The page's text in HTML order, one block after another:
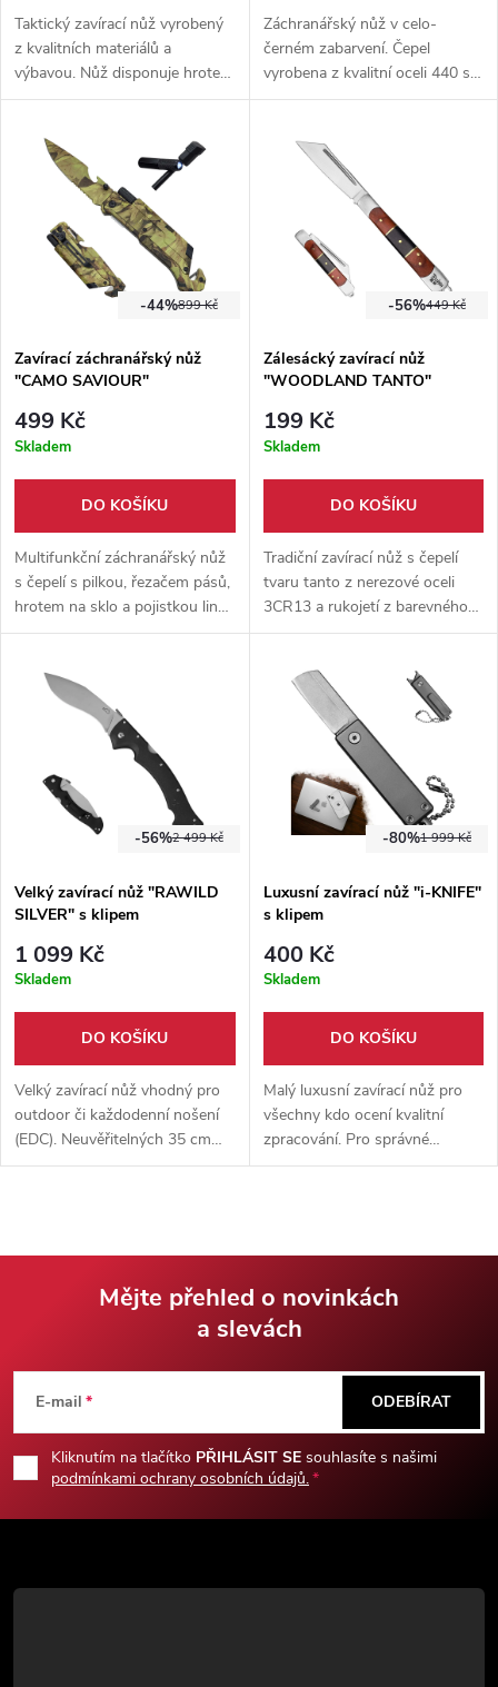
Taktický zavírací nůž vyrobený
z kvalitních materiálů a
výbavou. Nůž disponuje hrotem
na sklo, pilkou, řezačkou pásů,
klipem a je dodáván s
nylonovým pouzdrem.
Záchranářský nůž v celo-
černém zabarvení. Čepel
vyrobena z kvalitní oceli 440 s
titanovou povrchovou úpravou.
křesadlo, hrot na sklo a čepel
na pásy.
899 Kč
-44%
Zavírací záchranářský nůž
"CAMO SAVIOUR"
499 Kč
Skladem
DO KOŠÍKU
Multifunkční záchranářský nůž
s čepelí s pilkou, řezačem pásů,
hrotem na sklo a pojistkou liner
lock. Součástí výbavy je také
kapesní klip.
449 Kč
-56%
Zálesácký zavírací nůž
"WOODLAND TANTO"
199 Kč
Skladem
DO KOŠÍKU
Tradiční zavírací nůž s čepelí
tvaru tanto z nerezové oceli
3CR13 a rukojetí z barevného
dřeva. Elegantní, odolný a
pro každodenní použití.
2 499 Kč
-56%
Velký zavírací nůž "RAWILD
SILVER" s klipem
1 099 Kč
Skladem
DO KOŠÍKU
Velký zavírací nůž vhodný pro
outdoor či každodenní nošení
(EDC). Neuvěřitelných 35 cm
dlouhý zavírací nůž s čepelí z
1 999 Kč
-80%
Luxusní zavírací nůž "i-KNIFE"
s klipem
400 Kč
Skladem
DO KOŠÍKU
Malý luxusní zavírací nůž pro
všechny kdo ocení kvalitní
zpracování. Pro správné
jablíčkáře a milovníky Iphonu
p
a
Mějte přehled o novinkách
a slevách
E-mail
Kliknutím na tlačítko PŘIHLÁSIT SE souhlasíte s našimi
podmínkami ochrany osobních údajů.
ODEBÍRAT